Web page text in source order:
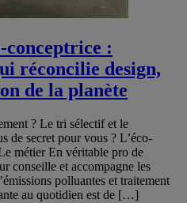
conceptrice :
réconcilie design,
de la planète
? Le tri sélectif et le
de secret pour vous ? L’éco-
métier En véritable pro de
conseille et accompagne les
polluantes et traitement
au quotidien est de […]